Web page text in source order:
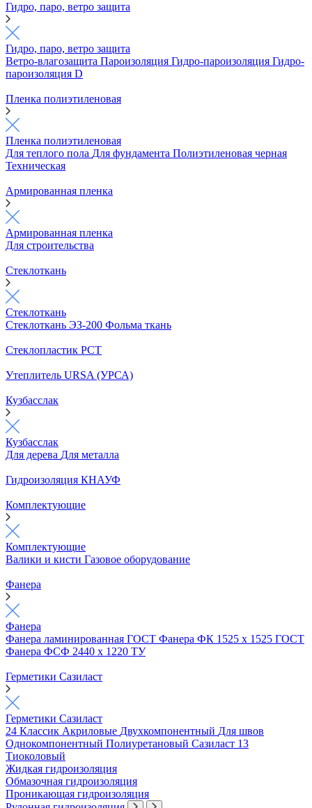
Гидро, паро, ветро защита
Гидро, паро, ветро защита
Ветро-влагозащита Пароизоляция Гидро-пароизоляция Гидро-
пароизоляция D
Пленка полиэтиленовая
Пленка полиэтиленовая
Для теплого пола Для фундамента Полиэтиленовая черная
Техническая
Армированная пленка
Армированная пленка
Для строительства
Стеклоткань
Стеклоткань
Стеклоткань ЭЗ-200 Фольма ткань
Стеклопластик РСТ
Утеплитель URSA (УРСА)
Кузбасслак
Кузбасслак
Для дерева Для металла
Гидроизоляция КНАУФ
Комплектующие
Комплектующие
Валики и кисти Газовое оборудование
Фанера
Фанера
Фанера ламинированная ГОСТ Фанера ФК 1525 х 1525 ГОСТ
Фанера ФСФ 2440 х 1220 ТУ
Герметики Сазиласт
Герметики Сазиласт
24 Классик Акриловые Двухкомпонентный Для швов
Однокомпонентный Полиуретановый Сазиласт 13
Тиоколовый
Жидкая гидроизоляция
Обмазочная гидроизоляция
Проникающая гидроизоляция